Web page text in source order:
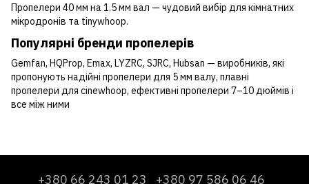
Пропелери 40 мм на 1.5 мм вал — чудовий вибір для кімнатних
мікродронів та tinywhoop.
Популярні бренди пропелерів
Gemfan, HQProp, Emax, LYZRC, SJRC, Hubsan — виробників, які
пропонують надійні пропелери для 5 мм валу, плавні
пропелери для cinewhoop, ефективні пропелери 7–10 дюймів і
все між ними
+380 66 243 01 23 +380 97 586 06 46